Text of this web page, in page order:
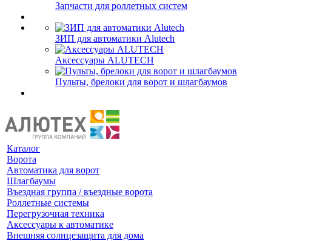
Запчасти для роллетных систем
ЗИП для автоматики Alutech
Аксессуары ALUTECH
Пульты, брелоки для ворот и шлагбаумов
Каталог
Ворота
Автоматика для ворот
Шлагбаумы
Въездная группа / въездные ворота
Роллетные системы
Перегрузочная техника
Аксессуары к автоматике
Внешняя солнцезащита для дома